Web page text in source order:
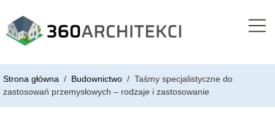
Strona główna / Budownictwo / Taśmy specjalistyczne do
zastosowań przemysłowych – rodzaje i zastosowanie